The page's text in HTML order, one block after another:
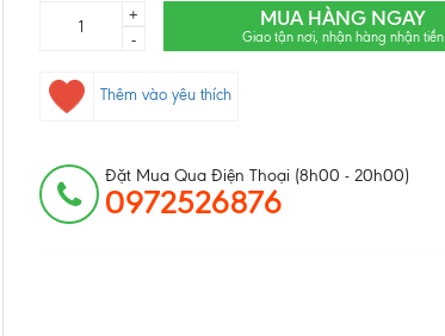
+
-
MUA HÀNG NGAY
Giao tận nơi, nhận hàng nhận tiền
Thêm vào yêu thích
Đặt Mua Qua Điện Thoại (8h00 - 20h00)
0972526876